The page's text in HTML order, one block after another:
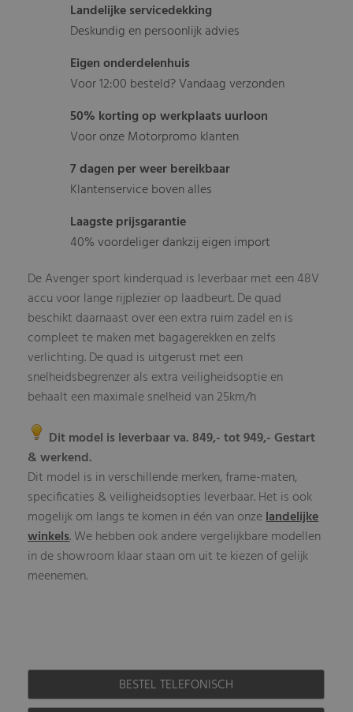
Landelijke servicedekking
Deskundig en persoonlijk advies
Eigen onderdelenhuis
Voor 12:00 besteld? Vandaag verzonden
50% korting op werkplaats uurloon
Voor onze Motorpromo klanten
7 dagen per weer bereikbaar
Klantenservice boven alles
Laagste prijsgarantie
40% voordeliger dankzij eigen import
De Avenger sport kinderquad is leverbaar met een 48V
accu voor lange rijplezier op laadbeurt. De quad
beschikt daarnaast over een extra ruim zadel en is
compleet te maken met bagagerekken en zelfs
verlichting. De quad is uitgerust met een
snelheidsbegrenzer als extra veiligheidsoptie en
behaalt een maximale snelheid van 25km/h
Dit model is leverbaar va. 849,- tot 949,- Gestart
& werkend.
Dit model is in verschillende merken, frame-maten,
specificaties & veiligheidsopties leverbaar. Het is ook
mogelijk om langs te komen in één van onzelandelijke
winkels. We hebben ook andere vergelijkbare modellen
in de showroom klaar staan om uit te kiezen of gelijk
meenemen.
BESTEL TELEFONISCH